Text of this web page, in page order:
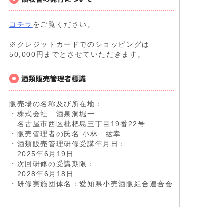
コチラ をご覧ください。
※クレジットカードでのショッピングは
50,000円までとさせていただきます。
販売場の名称及び所在地：
・株式会社 酒泉洞堀一
名古屋市西区枇杷島三丁目19番22号
・販売管理者の氏名:小林 紘幸
・酒類販売管理研修受講年月日：
2025年6月19日
・次回研修の受講期限：
2028年6月18日
・研修実施団体名：愛知県小売酒販組合連合会